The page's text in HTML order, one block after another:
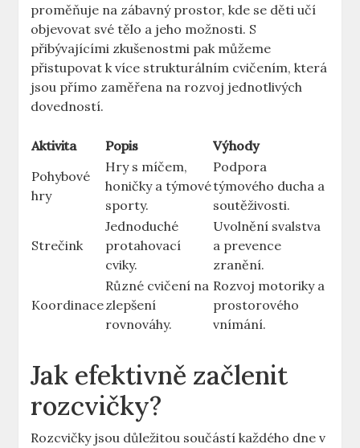
proměňuje na zábavný prostor, kde se děti učí
objevovat své tělo a jeho možnosti. S
přibývajícími zkušenostmi pak můžeme
přistupovat k více strukturálním cvičením, která
jsou přímo zaměřena na rozvoj jednotlivých
dovedností.
Aktivita Popis
Výhody
Pohybové
hry
Hry s míčem,
honičky a týmové
sporty.
Podpora
týmového ducha a
soutěživosti.
Strečink
Jednoduché
protahovací
cviky.
Uvolnění svalstva
a prevence
zranění.
Koordinace
Různé cvičení na
zlepšení
rovnováhy.
Rozvoj motoriky a
prostorového
vnímání.
Jak efektivně začlenit
rozcvičky?
Rozcvičky jsou důležitou součástí každého dne v